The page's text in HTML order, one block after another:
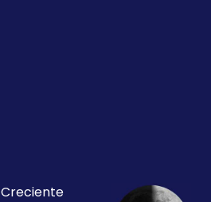
Creciente